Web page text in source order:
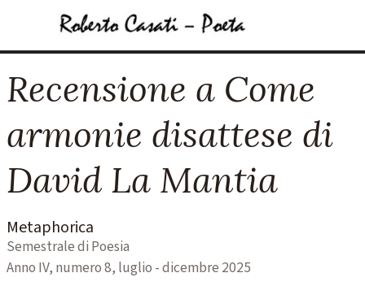
Salta menù
Recensione a Come
armonie disattese di
David La Mantia
Metaphorica
Semestrale di Poesia
Anno IV, numero 8, luglio - dicembre 2025